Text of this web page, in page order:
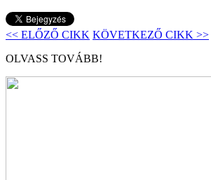
<< ELŐZŐ CIKK KÖVETKEZŐ CIKK >>
OLVASS TOVÁBB!